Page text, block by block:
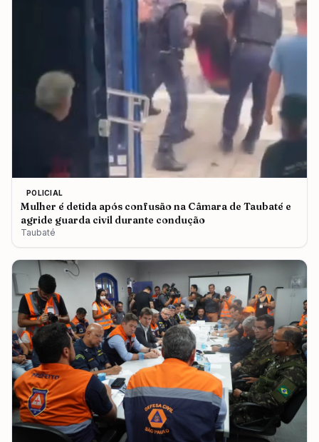
POLICIAL
Mulher é detida após confusão na Câmara de Taubaté e
agride guarda civil durante condução
Taubaté